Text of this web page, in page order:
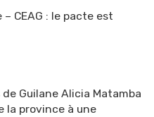
CEAG : le pacte est
Guilane Alicia Matamba
la province à une